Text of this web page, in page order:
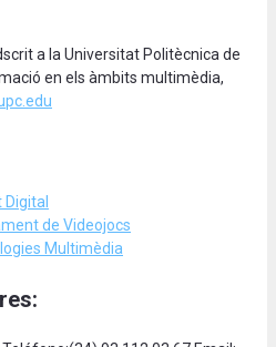
a la Universitat Politècnica de
en els àmbits multimèdia,
Digital
de Videojocs
Multimèdia